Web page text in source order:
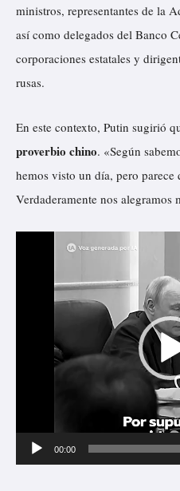
ministros, representantes de la
así como delegados del Banco
corporaciones estatales y
rusas.
En este contexto, Putin sugirió
proverbio chino. «Según
hemos visto un día, pero parece
Verdaderamente nos alegramos
t
00:00